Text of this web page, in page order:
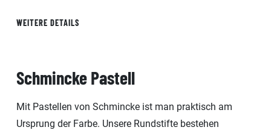
WEITERE DETAILS
Schmincke Pastell
Mit Pastellen von Schmincke ist man praktisch am
Ursprung der Farbe. Unsere Rundstifte bestehen